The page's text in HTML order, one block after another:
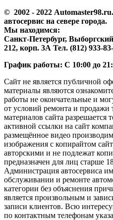
© 2002 - 2022
автосервис на севере города.
Мы находимся:
Санкт-Петербург,
212, корп. 3А Тел. (812) 933-
График работы: С 10:00 до
Сайт не является публичной
материалы являются
работы не окончательные и
от условий ремонта и продажи
материалов сайта разрешается
активной ссылки на сайт
размещённое видео
изображения с копирайтом
авторскими и не подлежат
предназначен для лиц старше
Администрация автосервиса
обслуживании и ремонте
категории без объяснения
является произвольным и
записи клиентов. Всю
по контактным телефонам